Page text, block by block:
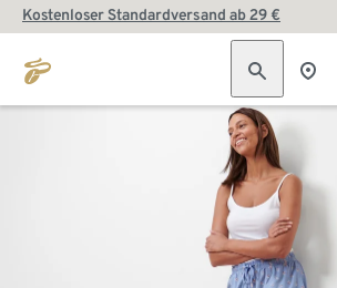
Kostenloser Standardversand ab 29 €